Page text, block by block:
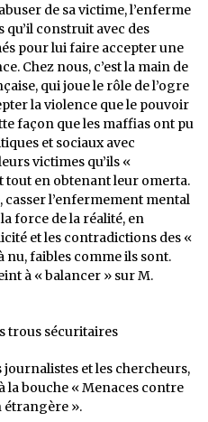
de sa victime, l’enferme
construit avec des
pour lui faire accepter une
Chez nous, c’est la main de
qui joue le rôle de l’ogre
la violence que le pouvoir
façon que les maffias ont pu
et sociaux avec
victimes qu’ils «
tout en obtenant leur omerta.
casser l’enfermement mental
force de la réalité, en
et les contradictions des «
nu, faibles comme ils sont.
à « balancer » sur M.
trous sécuritaires
et les chercheurs,
la bouche « Menaces contre
étrangère ».